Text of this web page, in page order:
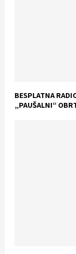
BESPLATNA
„PAUŠALNI“